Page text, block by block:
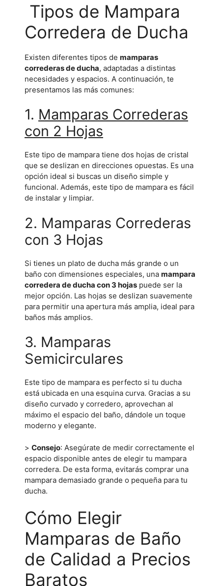
Tipos de Mampara
Corredera de Ducha
Existen diferentes tipos de mamparas
correderas de ducha, adaptadas a distintas
necesidades y espacios. A continuación, te
presentamos las más comunes:
1. Mamparas Correderas
con 2 Hojas
Este tipo de mampara tiene dos hojas de cristal
que se deslizan en direcciones opuestas. Es una
opción ideal si buscas un diseño simple y
funcional. Además, este tipo de mampara es fácil
de instalar y limpiar.
2. Mamparas Correderas
con 3 Hojas
Si tienes un plato de ducha más grande o un
baño con dimensiones especiales, una mampara
corredera de ducha con 3 hojas puede ser la
mejor opción. Las hojas se deslizan suavemente
para permitir una apertura más amplia, ideal para
baños más amplios.
3. Mamparas
Semicirculares
Este tipo de mampara es perfecto si tu ducha
está ubicada en una esquina curva. Gracias a su
diseño curvado y corredero, aprovechan al
máximo el espacio del baño, dándole un toque
moderno y elegante.
> Consejo: Asegúrate de medir correctamente el
espacio disponible antes de elegir tu mampara
corredera. De esta forma, evitarás comprar una
mampara demasiado grande o pequeña para tu
ducha.
Cómo Elegir
Mamparas de Baño
de Calidad a Precios
Baratos